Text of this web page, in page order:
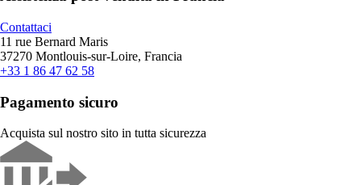
Contattaci
11 rue Bernard Maris
37270 Montlouis-sur-Loire, Francia
+33 1 86 47 62 58
Pagamento sicuro
Acquista sul nostro sito in tutta sicurezza